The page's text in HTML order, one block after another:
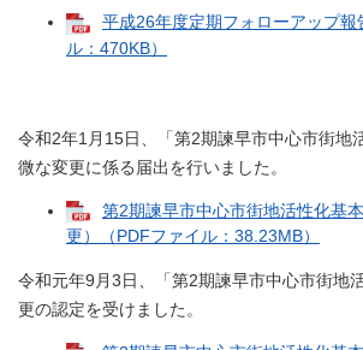
平成26年度定期フォローアップ報
ル：470KB）
令和2年1月15日、「第2期諫早市中心市街地
微な変更に係る届出を行いました。
第2期諫早市中心市街地活性化基
更）（PDFファイル：38.23MB）
令和元年9月3日、「第2期諫早市中心市街地
更の認定を受けました。